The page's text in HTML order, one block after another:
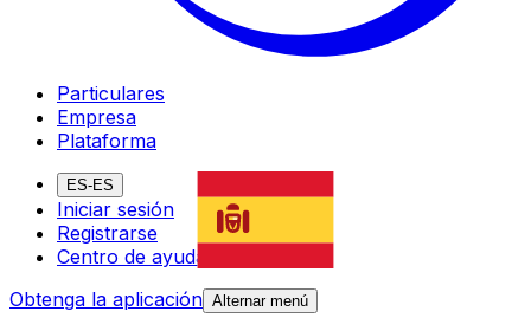
Particulares
Empresa
Plataforma
ES-ES
Iniciar sesión
Registrarse
Centro de ayuda
Obtenga la aplicación Alternar menú